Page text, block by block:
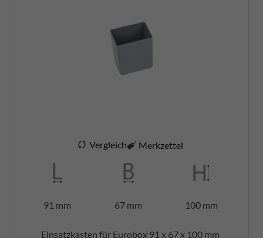
Vergleich Merkzettel
91 mm 67 mm 100 mm
Einsatzkasten für Eurobox 91 x 67 x 100 mm